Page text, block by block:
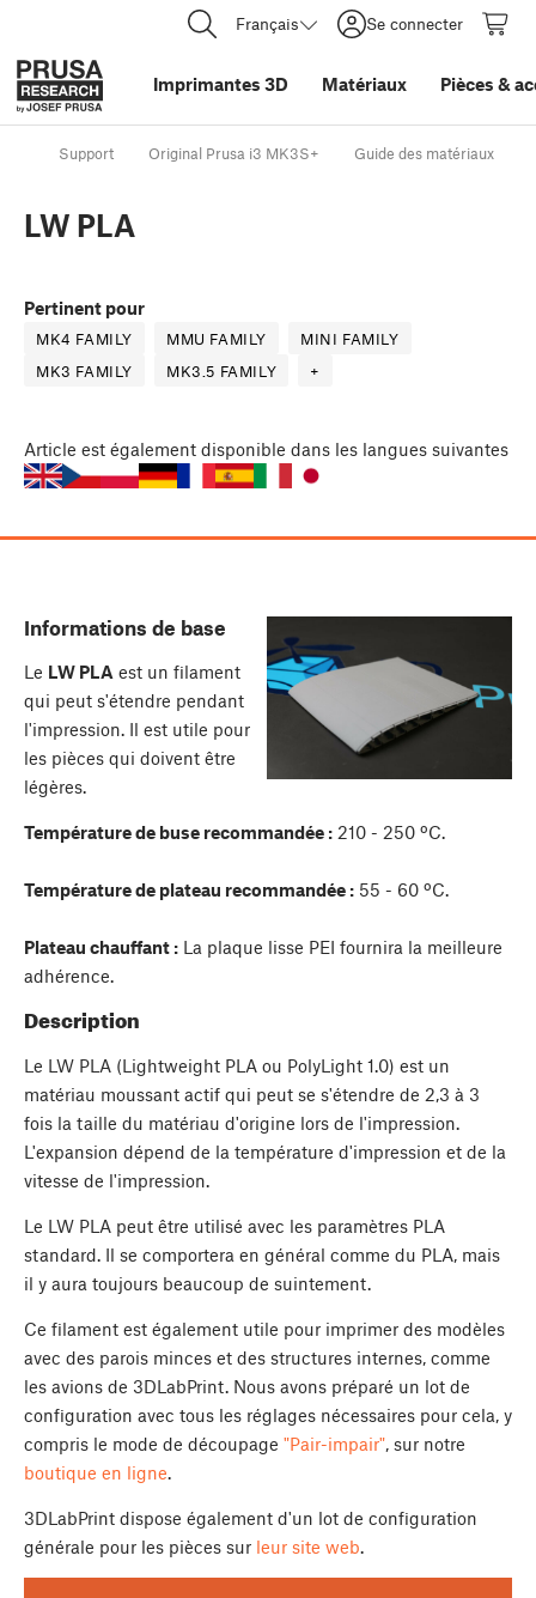
Français Se connecter
Imprimantes 3D Matériaux Pièces &
Support Original Prusa i3 MK3S+ Guide des matériaux
LW PLA
Pertinent pour
MK4 FAMILY MMU FAMILY
MINI FAMILY
MK3 FAMILY
MK3.5 FAMILY +
Article est également disponible dans les langues suivantes
Informations de base
Le LW PLA est un filament
qui peut s'étendre pendant
l'impression. Il est utile pour
les pièces qui doivent être
légères.
Température de buse recommandée : 210 - 250 ºC.
Température de plateau recommandée : 55 - 60 ºC.
Plateau chauffant : La plaque lisse PEI fournira la meilleure
adhérence.
Description
Le LW PLA (Lightweight PLA ou PolyLight 1.0) est un
matériau moussant actif qui peut se s'étendre de 2,3 à 3
fois la taille du matériau d'origine lors de l'impression.
L'expansion dépend de la température d'impression et de la
vitesse de l'impression.
Le LW PLA peut être utilisé avec les paramètres PLA
standard. Il se comportera en général comme du PLA, mais
il y aura toujours beaucoup de suintement.
Ce filament est également utile pour imprimer des modèles
avec des parois minces et des structures internes, comme
les avions de 3DLabPrint. Nous avons préparé un lot de
configuration avec tous les réglages nécessaires pour cela, y
compris le mode de découpage "Pair-impair", sur notre
boutique en ligne.
3DLabPrint dispose également d'un lot de configuration
générale pour les pièces sur leur site web.